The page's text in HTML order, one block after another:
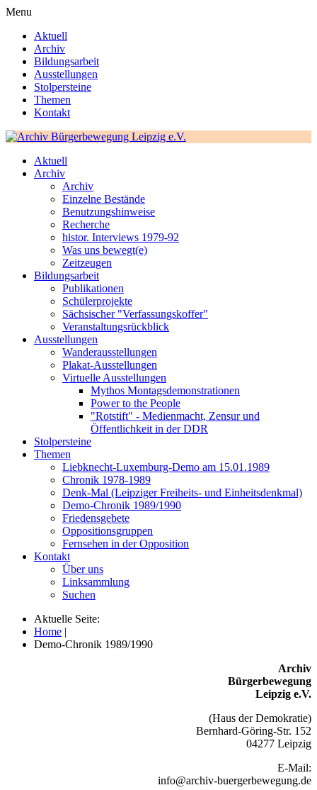
Menu
Aktuell
Archiv
Bildungsarbeit
Ausstellungen
Stolpersteine
Themen
Kontakt
Aktuell
Archiv
Archiv
Einzelne Bestände
Benutzungshinweise
Recherche
histor. Interviews 1979-92
Was uns bewegt(e)
Zeitzeugen
Bildungsarbeit
Publikationen
Schülerprojekte
Sächsischer "Verfassungskoffer"
Veranstaltungsrückblick
Ausstellungen
Wanderausstellungen
Plakat-Ausstellungen
Virtuelle Ausstellungen
Mythos Montagsdemonstrationen
Power to the People
"Rotstift" - Medienmacht, Zensur und
Öffentlichkeit in der DDR
Stolpersteine
Themen
Liebknecht-Luxemburg-Demo am 15.01.1989
Chronik 1978-1989
Denk-Mal (Leipziger Freiheits- und Einheitsdenkmal)
Demo-Chronik 1989/1990
Friedensgebete
Oppositionsgruppen
Fernsehen in der Opposition
Kontakt
Über uns
Linksammlung
Suchen
Aktuelle Seite:
Home |
Demo-Chronik 1989/1990
Archiv
Bürgerbewegung
Leipzig e.V.
(Haus der Demokratie)
Bernhard-Göring-Str. 152
04277 Leipzig
E-Mail:
info@archiv-buergerbewegung.de